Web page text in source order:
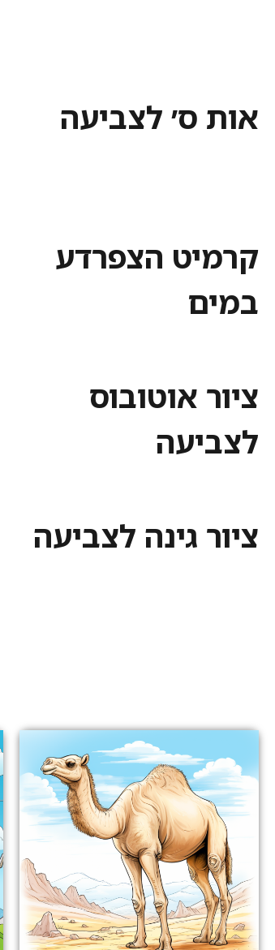
אות ס׳ לצביעה
קרמיט הצפרדע
במים
ציור אוטובוס
לצביעה
ציור גינה לצביעה